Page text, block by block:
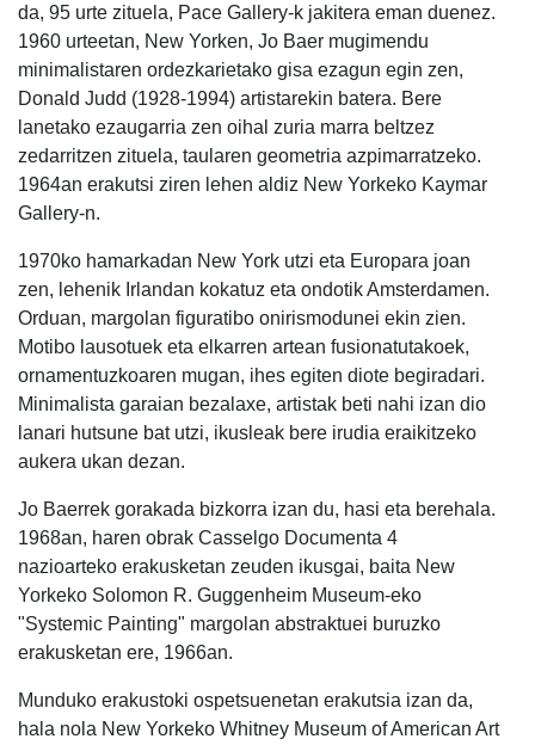
da, 95 urte zituela, Pace Gallery-k jakitera eman duenez.
1960 urteetan, New Yorken, Jo Baer mugimendu
minimalistaren ordezkarietako gisa ezagun egin zen,
Donald Judd (1928-1994) artistarekin batera. Bere
lanetako ezaugarria zen oihal zuria marra beltzez
zedarritzen zituela, taularen geometria azpimarratzeko.
1964an erakutsi ziren lehen aldiz New Yorkeko Kaymar
Gallery-n.
1970ko hamarkadan New York utzi eta Europara joan
zen, lehenik Irlandan kokatuz eta ondotik Amsterdamen.
Orduan, margolan figuratibo onirismodunei ekin zien.
Motibo lausotuek eta elkarren artean fusionatutakoek,
ornamentuzkoaren mugan, ihes egiten diote begiradari.
Minimalista garaian bezalaxe, artistak beti nahi izan dio
lanari hutsune bat utzi, ikusleak bere irudia eraikitzeko
aukera ukan dezan.
Jo Baerrek gorakada bizkorra izan du, hasi eta berehala.
1968an, haren obrak Casselgo Documenta 4
nazioarteko erakusketan zeuden ikusgai, baita New
Yorkeko Solomon R. Guggenheim Museum-eko
"Systemic Painting" margolan abstraktuei buruzko
erakusketan ere, 1966an.
Munduko erakustoki ospetsuenetan erakutsia izan da,
hala nola New Yorkeko Whitney Museum of American Art